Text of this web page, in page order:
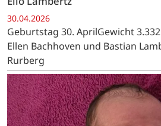
30.04.2026
Geburtstag 30. AprilGewicht
Ellen Bachhoven und Bastian
Rurberg